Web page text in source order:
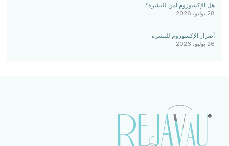
هل الإكسوزوم آمن للبشرة؟
28 يوليو، 2026
أضرار الإكسوزوم للبشرة
26 يوليو، 2026